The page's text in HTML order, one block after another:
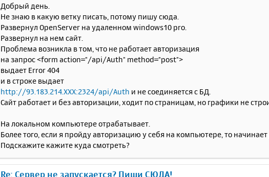
о
б
щ
е
н
е
Добрый день.
Не знаю в какую ветку писать, потому пишу сюда.
Развернул OpenServer на удаленном windows10 pro.
Развернул на нем сайт.
Проблема возникла в том, что не работает авторизация
на запрос <form action="/api/Auth" method="post">
выдает Error 404
и в строке выдает
http://93.183.214.ХХХ:2324/api/Auth и не соединяется с БД.
Сайт работает и без авторизации, ходит по страницам, но графики не
На локальном компьютере отрабатывает.
Более того, если я пройду авторизацию у себя на компьютере, то
Подскажите кажите куда смотреть?
Re: Сервер не запускается? Пиши СЮДА!